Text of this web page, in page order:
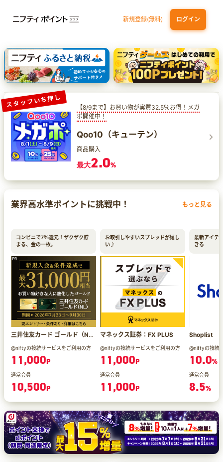
新規登録(無料) ログイン
エポスカード【最短1週間程度付与】
【親権者さまの代理申込専用】三井住友銀行Oliveお子さま用口座
三井住友カード（NL）
スタッフいち押し
【8/9まで】お買い物が実質32.5％お得！メガ
ポ開催中！
Qoo10（キューテン）
商品購入
最大2.0%
業界高水準ポイントに挑戦中！ もっと見る
コンビニで7％還元！ザクザク貯
まる、金の一枚。
三井住友カード ゴールド（NL）
@niftyの接続サービスをご利用の方
11,000P
通常会員
10,500P
お取引しやすいスプレッドが嬉し
い♪
マネックス証券：FX PLUS
@niftyの接続サービスをご利用の方
11,000P
通常会員
11,000P
最新アイテ
きる
Shoplist
@niftyの接続
10.0%
通常会員
8.5%